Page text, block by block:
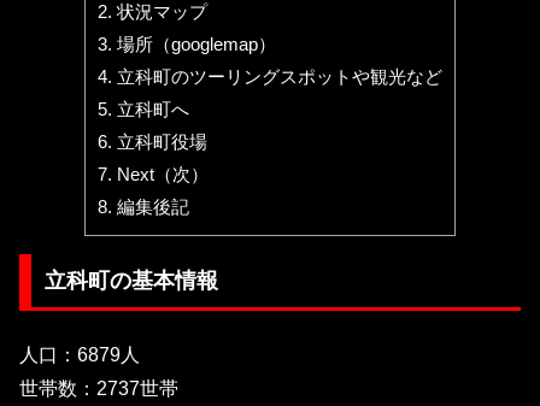
2. 状況マップ
3. 場所（googlemap）
4. 立科町のツーリングスポットや観光など
5. 立科町へ
6. 立科町役場
7. Next（次）
8. 編集後記
立科町の基本情報
人口：6879人
世帯数：2737世帯